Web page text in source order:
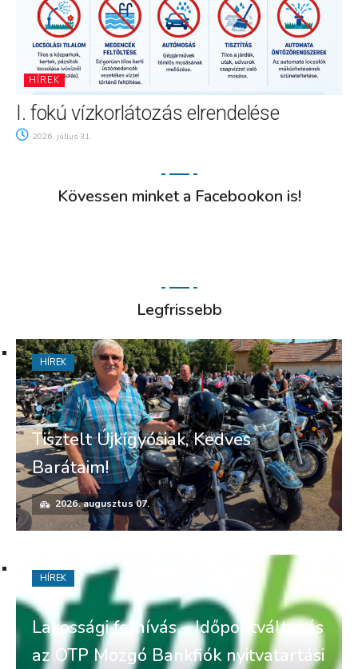
HÍREK
I. fokú vízkorlátozás elrendelése
2026. július 31.
Kövessen minket a Facebookon is!
Legfrissebb
Tisztelt Újkígyósiak, Kedves
Barátaim!
2026. augusztus 07.
HÍREK
Lakossági felhívás – Időpontváltozás
az OTP Mozgó Bankfiók nyitvatartási
HÍREK